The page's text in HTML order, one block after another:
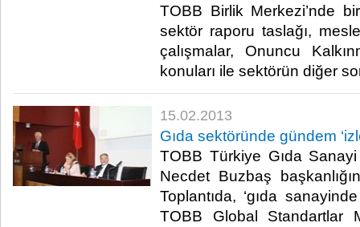
TOBB Birlik Merkezi’nde
sektör raporu taslağı,
çalışmalar, Onuncu
konuları ile sektörün diğer
15.02.2013
Gıda sektöründe gündem
TOBB Türkiye Gıda
Necdet Buzbaş
Toplantıda, ‘gıda
TOBB Global Standartlar